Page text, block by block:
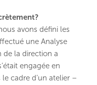
avons défini les
une Analyse
de la direction a
engagée en
cadre d’un atelier –